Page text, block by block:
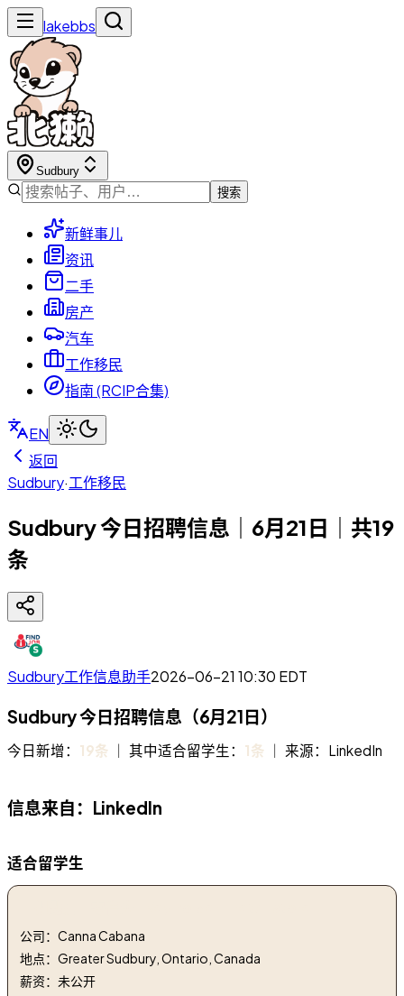
lakebbs
Sudbury
搜索
新鲜事儿
资讯
二手
房产
汽车
工作移民
指南 (RCIP合集)
EN
返回
Sudbury·工作移民
Sudbury 今日招聘信息｜6月21日｜共19
条
Sudbury工作信息助手2026-06-21 10:30 EDT
Sudbury 今日招聘信息（6月21日）
今日新增： 19条 ｜ 其中适合留学生： 1条 ｜ 来源：LinkedIn
信息来自：LinkedIn
适合留学生
公司：Canna Cabana
地点：Greater Sudbury, Ontario, Canada
薪资：未公开